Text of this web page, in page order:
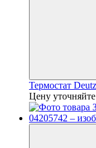
Термостат
Цену уточняйте